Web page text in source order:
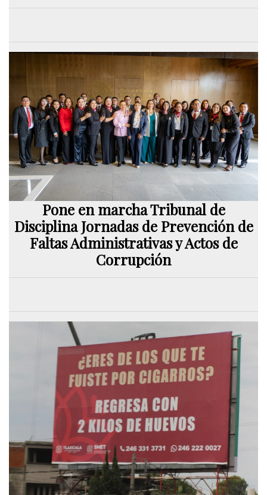
Pone en marcha Tribunal de
Disciplina Jornadas de Prevención de
Faltas Administrativas y Actos de
Corrupción